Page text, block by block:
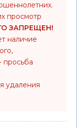
просмотр
ЗАПРЕЩЕН!
наличие
просьба
удаления